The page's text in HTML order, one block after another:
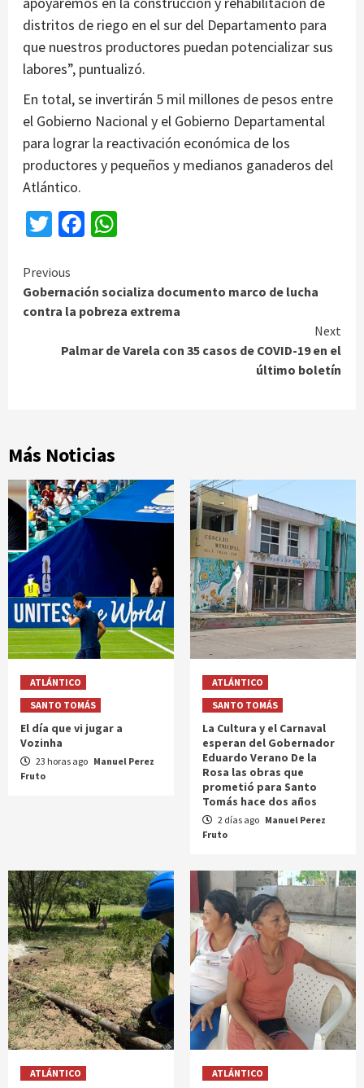
distritos de riego en el sur del Departamento para
que nuestros productores puedan potencializar sus
labores”, puntualizó.
En total, se invertirán 5 mil millones de pesos entre
el Gobierno Nacional y el Gobierno Departamental
para lograr la reactivación económica de los
productores y pequeños y medianos ganaderos del
Atlántico.
TwitterFacebook
Continue
Reading
Previous
Gobernación socializa documento marco de lucha
contra la pobreza extrema
Next
Palmar de Varela con 35 casos de COVID-19 en el
último boletín
Más Noticias
ATLÁNTICO
SANTO TOMÁS
El día que vi jugar a
Vozinha
23 horas ago Manuel Perez
Fruto
ATLÁNTICO
SANTO TOMÁS
La Cultura y el Carnaval
esperan del Gobernador
Eduardo Verano De la
Rosa las obras que
prometió para Santo
Tomás hace dos años
2 días ago Manuel Perez
Fruto
ATLÁNTICO
ATLÁNTICO